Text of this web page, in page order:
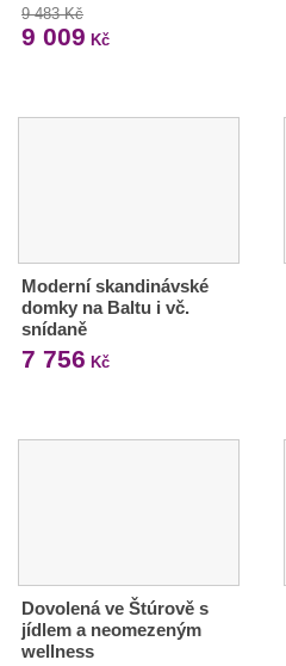
9 483 Kč
9 009 Kč
Moderní skandinávské
domky na Baltu i vč.
snídaně
7 756 Kč
Dovolená ve Štúrově s
jídlem a neomezeným
wellness